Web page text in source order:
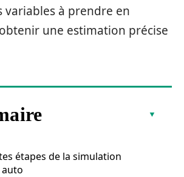
variables à prendre en
une estimation précise
étapes de la simulation
auto